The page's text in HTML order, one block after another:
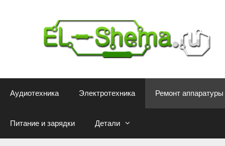
содержимому
Аудиотехника Электротехника Ремонт аппаратуры
Питание и зарядки Детали